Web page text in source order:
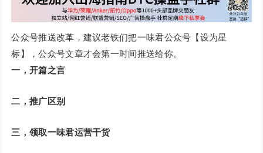
公众号推送改革，建议老铁们把一味君公众号【设为星
标】，公众号文章才会第一时间推送给你。
一，开篇之言
二，推广区别
三，领取一味君运营干货